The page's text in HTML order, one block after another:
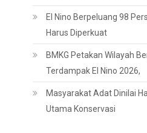
El Nino Berpeluang 98
Harus Diperkuat
BMKG Petakan Wilayah
Terdampak El Nino 2026,
Masyarakat Adat Dinilai
Utama Konservasi